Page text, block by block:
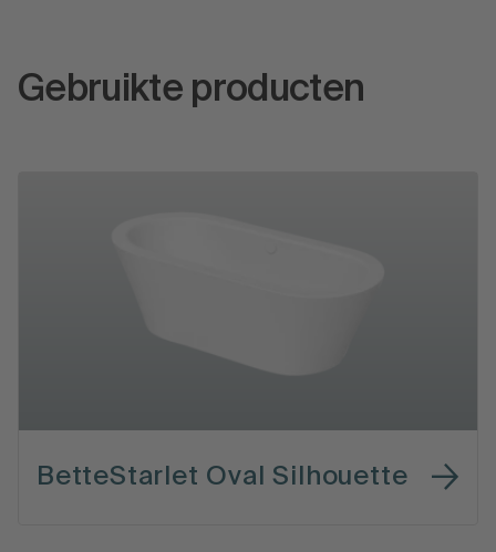
Gebruikte producten
BetteStarlet Oval Silhouette